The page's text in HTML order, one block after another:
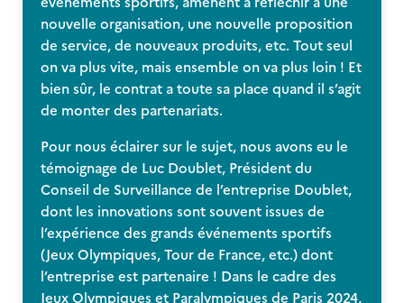
nouvelle organisation, une nouvelle proposition
de service, de nouveaux produits, etc. Tout seul
on va plus vite, mais ensemble on va plus loin ! Et
bien sûr, le contrat a toute sa place quand il s’agit
de monter des partenariats.
Pour nous éclairer sur le sujet, nous avons eu le
témoignage de Luc Doublet, Président du
Conseil de Surveillance de l’entreprise Doublet,
dont les innovations sont souvent issues de
l’expérience des grands événements sportifs
(Jeux Olympiques, Tour de France, etc.) dont
l’entreprise est partenaire ! Dans le cadre des
Jeux Olympiques et Paralympiques de Paris 2024,